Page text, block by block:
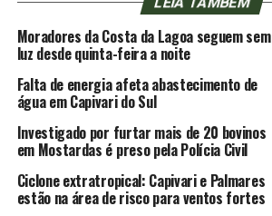
Moradores da Costa da Lagoa seguem sem
luz desde quinta-feira a noite
Falta de energia afeta abastecimento de
água em Capivari do Sul
Investigado por furtar mais de 20 bovinos
em Mostardas é preso pela Polícia Civil
Ciclone extratropical: Capivari e Palmares
estão na área de risco para ventos fortes